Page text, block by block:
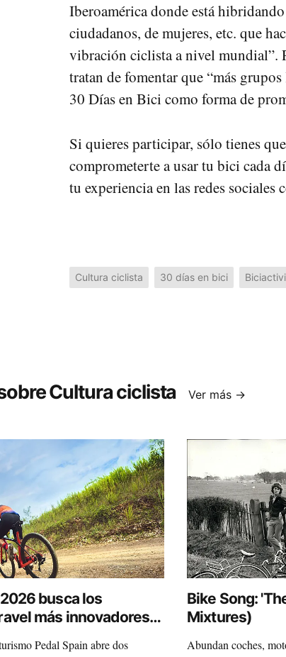
Iberoamérica donde está
ciudadanos, de mujeres, etc. que
vibración ciclista a nivel mundial”.
tratan de fomentar que “más
30 Días en Bici como forma de
Si quieres participar, sólo tienes
comprometerte a usar tu bici cada
tu experiencia en las redes sociales
Cultura ciclista 30 días en bici
Cultura ciclista Ver más →
busca los
más innovadores
Pedal Spain abre dos
Bike Song:
Mixtures)
Abundan coches,